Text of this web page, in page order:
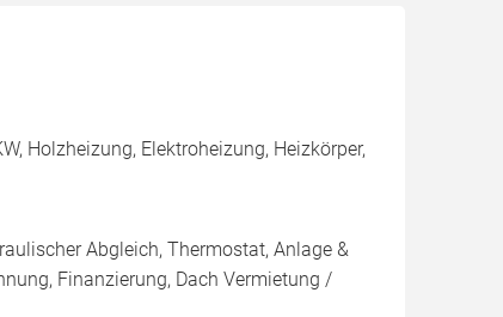
Holzheizung, Elektroheizung, Heizkörper,
Abgleich, Thermostat, Anlage &
Finanzierung, Dach Vermietung /